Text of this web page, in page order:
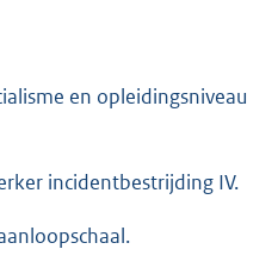
en opleidingsniveau
incidentbestrijding IV.